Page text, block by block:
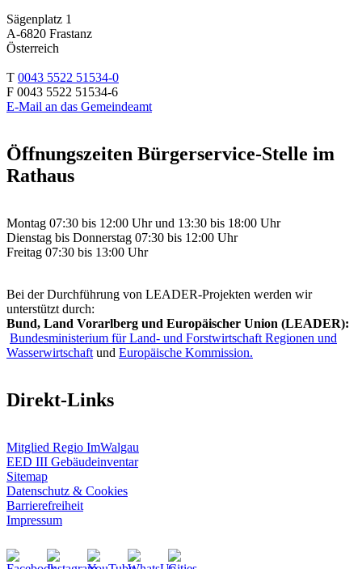
Sägenplatz 1
A-6820 Frastanz
Österreich
T 0043 5522 51534-0
F 0043 5522 51534-6
E-Mail an das Gemeindeamt
Öffnungszeiten Bürgerservice-Stelle im
Rathaus
Montag 07:30 bis 12:00 Uhr und 13:30 bis 18:00 Uhr
Dienstag bis Donnerstag 07:30 bis 12:00 Uhr
Freitag 07:30 bis 13:00 Uhr
Bei der Durchführung von LEADER-Projekten werden wir
unterstützt durch:
Bund, Land Vorarlberg und Europäischer Union (LEADER):
Bundesministerium für Land- und Forstwirtschaft Regionen und
Wasserwirtschaft und Europäische Kommission.
Direkt-Links
Mitglied Regio ImWalgau
EED III Gebäudeinventar
Sitemap
Datenschutz & Cookies
Barrierefreiheit
Impressum